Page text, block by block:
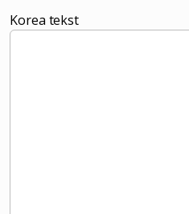
Korea tekst